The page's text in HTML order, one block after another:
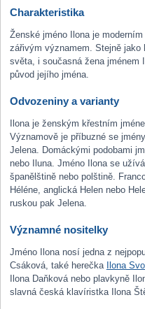
Charakteristika
Ženské jméno Ilona je
zářivým významem. Stejně jako
světa, i současná žena jménem
původ jejího jména.
Odvozeniny a varianty
Ilona je ženským křestním
Významově je příbuzné se
Jelena. Domáckými podobami
nebo Iluna. Jméno Ilona se
španělštině nebo polštině.
Héléne, anglická Helen nebo
ruskou pak Jelena.
Významné nositelky
Jméno Ilona nosí jedna z
Csáková, také herečka Ilona
Ilona Daňková nebo plavkyně
slavná česká klavíristka Ilona